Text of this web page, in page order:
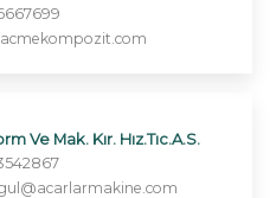
Ve Mak. Kır. Hız.Tıc.A.S.